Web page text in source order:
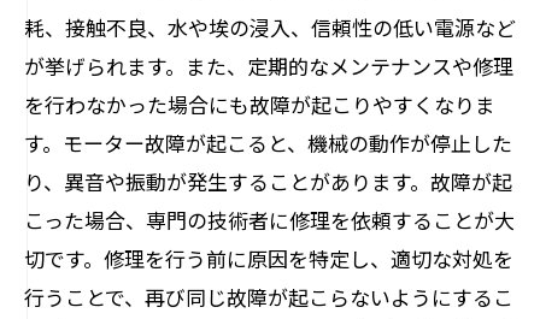
耗、接触不良、水や埃の浸入、信頼性の低い電源など
が挙げられます。また、定期的なメンテナンスや修理
を行わなかった場合にも故障が起こりやすくなりま
す。モーター故障が起こると、機械の動作が停止した
り、異音や振動が発生することがあります。故障が起
こった場合、専門の技術者に修理を依頼することが大
切です。修理を行う前に原因を特定し、適切な対処を
行うことで、再び同じ故障が起こらないようにするこ